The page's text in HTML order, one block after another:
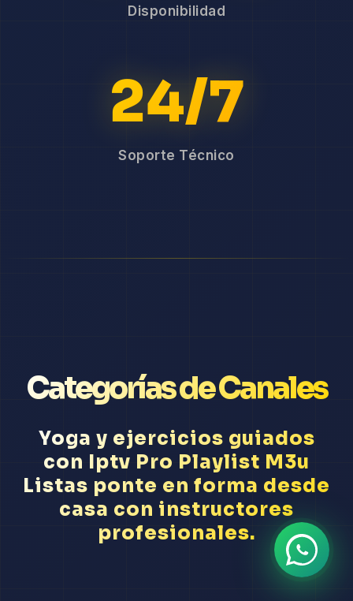
Disponibilidad
24/7
Soporte Técnico
Categorías de Canales
Yoga y ejercicios guiados
con Iptv Pro Playlist M3u
Listas ponte en forma desde
casa con instructores
profesionales.